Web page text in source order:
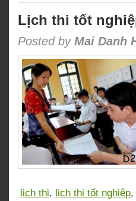
THPT:
lưỡng
từng
ti-
met”
Lịch thi tốt
Posted by Mai Danh
lịch thi, lịch thi tốt nghiệp,